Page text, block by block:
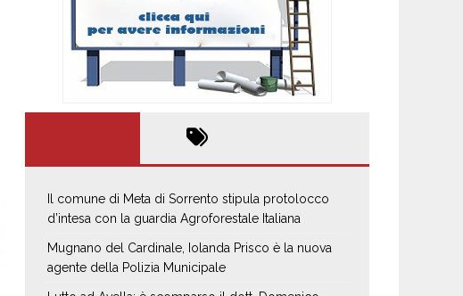
Il comune di Meta di Sorrento stipula protolocco
d’intesa con la guardia Agroforestale Italiana
Mugnano del Cardinale, Iolanda Prisco è la nuova
agente della Polizia Municipale